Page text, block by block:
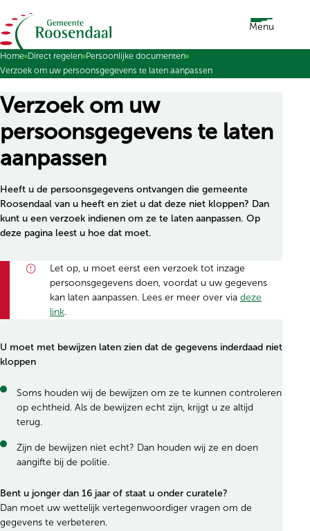
Ga naar de inhoud Menu
Home Direct regelen Persoonlijke documenten
Verzoek om uw persoonsgegevens te laten aanpassen
Verzoek om uw
persoonsgegevens te laten
aanpassen
Heeft u de persoonsgegevens ontvangen die gemeente
Roosendaal van u heeft en ziet u dat deze niet kloppen? Dan
kunt u een verzoek indienen om ze te laten aanpassen. Op
deze pagina leest u hoe dat moet.
Let op, u moet eerst een verzoek tot inzage
persoonsgegevens doen, voordat u uw gegevens
kan laten aanpassen. Lees er meer over via deze
link.
U moet met bewijzen laten zien dat de gegevens inderdaad niet
kloppen
Soms houden wij de bewijzen om ze te kunnen controleren
op echtheid. Als de bewijzen echt zijn, krijgt u ze altijd
terug.
Zijn de bewijzen niet echt? Dan houden wij ze en doen
aangifte bij de politie.
Bent u jonger dan 16 jaar of staat u onder curatele?
Dan moet uw wettelijk vertegenwoordiger vragen om de
gegevens te verbeteren.